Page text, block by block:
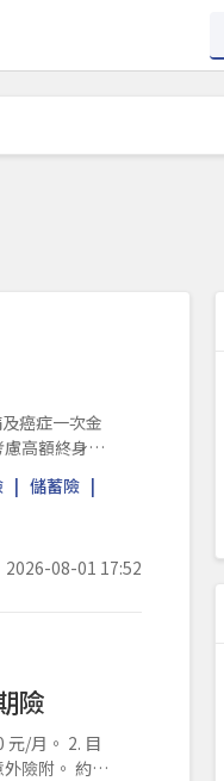
高額終身壽
儲蓄險
2026-08-01 17:52
險
元/月。 2. 目